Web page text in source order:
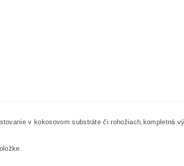
v kokosovom substráte či rohožiach,kompletná